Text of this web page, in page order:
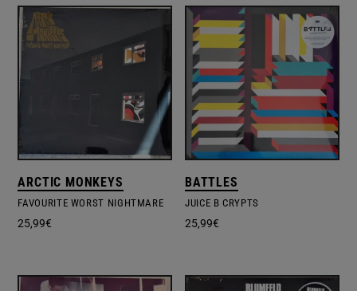
ARCTIC MONKEYS
FAVOURITE WORST NIGHTMARE
25,99€
BATTLES
JUICE B CRYPTS
25,99€